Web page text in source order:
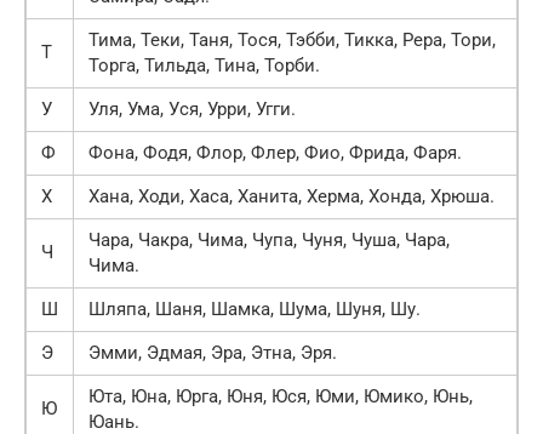
Т
Тима, Теки, Таня, Тося, Тэбби, Тикка, Рера, Тори,
Торга, Тильда, Тина, Торби.
У
Уля, Ума, Уся, Урри, Угги.
Ф
Фона, Фодя, Флор, Флер, Фио, Фрида, Фаря.
Х
Хана, Ходи, Хаса, Ханита, Херма, Хонда, Хрюша.
Ч
Чара, Чакра, Чима, Чупа, Чуня, Чуша, Чара,
Чима.
Ш
Шляпа, Шаня, Шамка, Шума, Шуня, Шу.
Э
Эмми, Эдмая, Эра, Этна, Эря.
Ю
Юта, Юна, Юрга, Юня, Юся, Юми, Юмико, Юнь,
Юань.